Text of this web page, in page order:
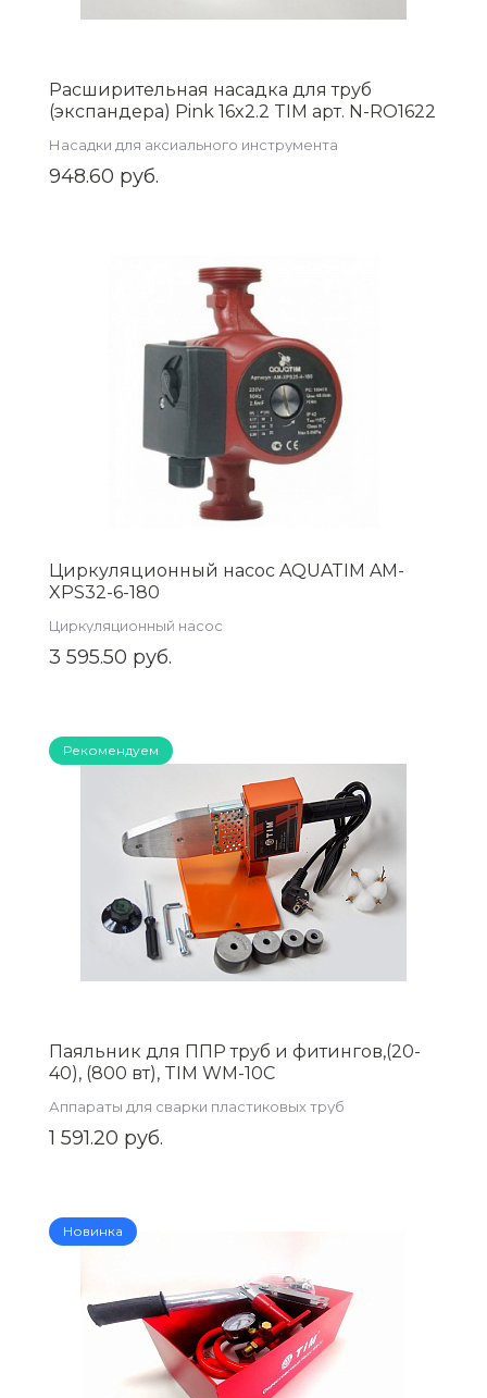
Расширительная насадка для труб
(экспандера) Pink 16x2.2 TIM арт. N-RO1622
Насадки для аксиального инструмента
948.60 руб.
Циркуляционный насос AQUATIM AM-
XPS32-6-180
Циркуляционный насос
3 595.50 руб.
Рекомендуем
Паяльник для ППР труб и фитингов,(20-
40), (800 вт), TIM WM-10C
Аппараты для сварки пластиковых труб
1 591.20 руб.
Новинка